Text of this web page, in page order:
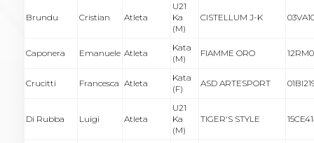
Brundu Cristian Atleta
U21
Ka
(M)
CISTELLUM J-K
Caponera Emanuele Atleta
Kata
(M)
FIAMME ORO
Crucitti Francesca Atleta
Kata
(F)
ASD ARTESPORT
Di Rubba Luigi Atleta
U21
Ka
(M)
TIGER'S STYLE